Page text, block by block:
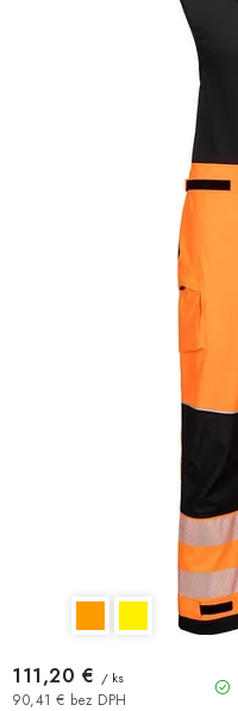
90,41 € bez DPH
111,20 € / ks